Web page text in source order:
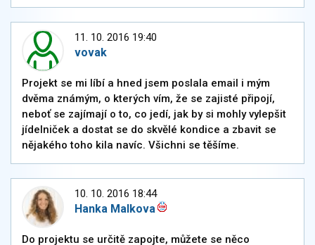
11. 10. 2016 19:40
vovak
Projekt se mi líbí a hned jsem poslala email i mým
dvěma známým, o kterých vím, že se zajisté připojí,
neboť se zajímají o to, co jedí, jak by si mohly vylepšit
jídelniček a dostat se do skvělé kondice a zbavit se
nějakého toho kila navíc. Všichni se těšíme.
10. 10. 2016 18:44
Hanka Malkova
Do projektu se určitě zapojte, můžete se něco